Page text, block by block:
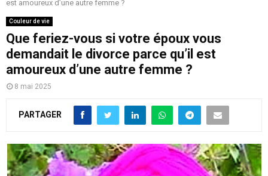
est amoureux d’une autre femme ?
Couleur de vie
Que feriez-vous si votre époux vous
demandait le divorce parce qu’il est
amoureux d’une autre femme ?
8 mai 2025
PARTAGER